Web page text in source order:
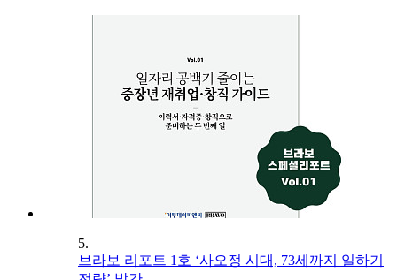
5.
브라보 리포트 1호 ‘사오정 시대, 73세까지 일하기